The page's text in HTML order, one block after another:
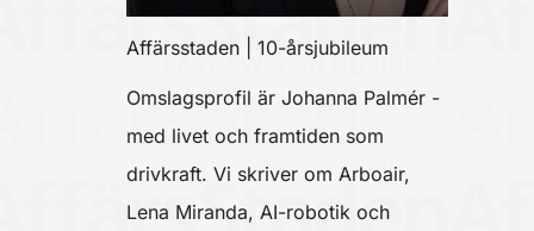
Affärsstaden | 10-årsjubileum
Omslagsprofil är Johanna Palmér -
med livet och framtiden som
drivkraft. Vi skriver om Arboair,
Lena Miranda, AI-robotik och